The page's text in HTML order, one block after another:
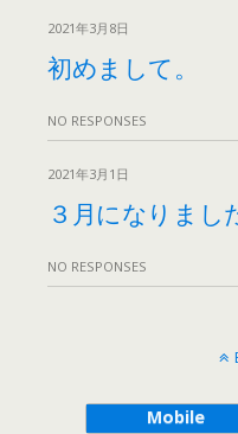
2021年3月8日
初めまして。
NO RESPONSES
2021年3月1日
３月になりまし
NO RESPONSES
Mobile